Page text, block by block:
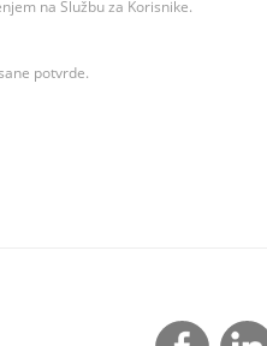
na Službu za Korisnike.
potvrde.